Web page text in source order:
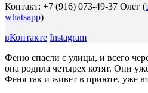
Контакт: +7 (916) 073-49-37 Олег (
whatsapp)
вКонтакте Instagram
Феню спасли с улицы, и всего
она родила четырех котят. Они
Феня так и живет в приюте, уже